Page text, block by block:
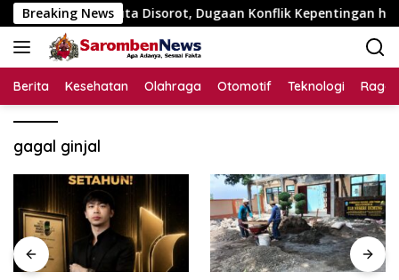
Langsung
ke
konten
Breaking News
Rp195 Juta Disorot, Dugaan Konflik Kepentingan hingga
Berita Kesehatan Olahraga Otomotif Teknologi
gagal ginjal